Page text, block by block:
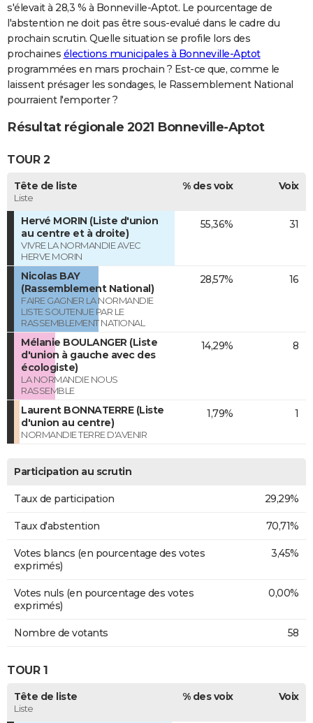
s'élevait à 28,3 % à Bonneville-Aptot. Le pourcentage de
l'abstention ne doit pas être sous-evalué dans le cadre du
prochain scrutin. Quelle situation se profile lors des
prochaines élections municipales à Bonneville-Aptot
programmées en mars prochain ? Est-ce que, comme le
laissent présager les sondages, le Rassemblement National
pourraient l'emporter ?
Résultat régionale 2021 Bonneville-Aptot
TOUR 2
Tête de liste
Liste
% des voix Voix
Hervé MORIN (Liste d'union
au centre et à droite)
VIVRE LA NORMANDIE AVEC
HERVE MORIN
55,36% 31
Nicolas BAY
(Rassemblement National)
FAIRE GAGNER LA NORMANDIE
LISTE SOUTENUE PAR LE
RASSEMBLEMENT NATIONAL
28,57% 16
Mélanie BOULANGER (Liste
d'union à gauche avec des
écologiste)
LA NORMANDIE NOUS
RASSEMBLE
14,29% 8
Laurent BONNATERRE (Liste
d'union au centre)
NORMANDIE TERRE D'AVENIR
1,79% 1
Participation au scrutin
Taux de participation 29,29%
Taux d'abstention 70,71%
Votes blancs (en pourcentage des votes
exprimés)
3,45%
Votes nuls (en pourcentage des votes
exprimés)
0,00%
Nombre de votants 58
TOUR 1
Tête de liste
Liste
% des voix Voix